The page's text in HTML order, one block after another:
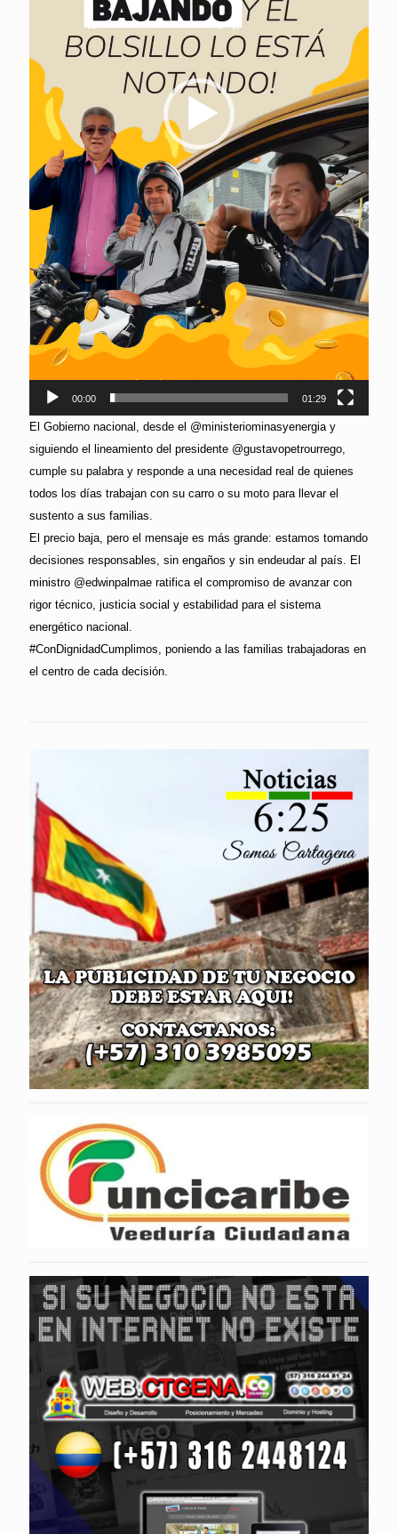
00:00 01:29
El Gobierno nacional, desde el @ministeriominasyenergia y
siguiendo el lineamiento del presidente @gustavopetrourrego,
cumple su palabra y responde a una necesidad real de quienes
todos los días trabajan con su carro o su moto para llevar el
sustento a sus familias.
El precio baja, pero el mensaje es más grande: estamos tomando
decisiones responsables, sin engaños y sin endeudar al país. El
ministro @edwinpalmae ratifica el compromiso de avanzar con
rigor técnico, justicia social y estabilidad para el sistema
energético nacional.
#ConDignidadCumplimos, poniendo a las familias trabajadoras en
el centro de cada decisión.